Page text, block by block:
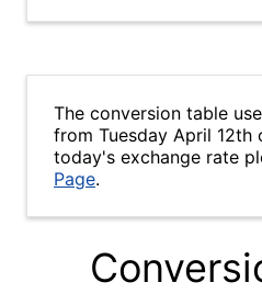
The conversion table
from Tuesday April 12th
today's exchange rate
Page.